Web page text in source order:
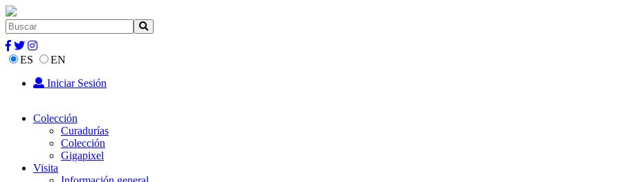
ES
EN
Iniciar Sesión
Colección
Curadurías
Colección
Gigapixel
Visita